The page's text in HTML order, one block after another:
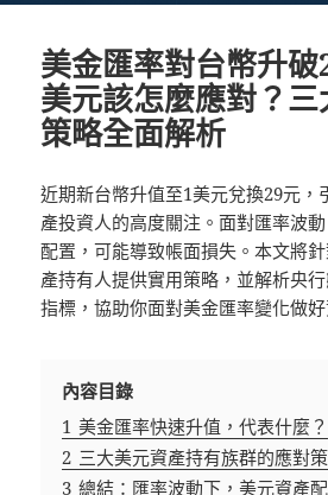
美金匯率對台幣升
美元該怎麼應對？
策略全面解析
近期新台幣升值至1美元兌換29元，
產投資人的高度關注。面對匯率波
配置，可能導致帳面損失。本文將
產持有人提供實用策略，並解析央
指標，協助你面對美金匯率變化做好
內容目錄
1 美金匯率快速升值，代表什麼？
2 三大美元資產持有族群的應對
3 總結：匯率波動下，美元資產